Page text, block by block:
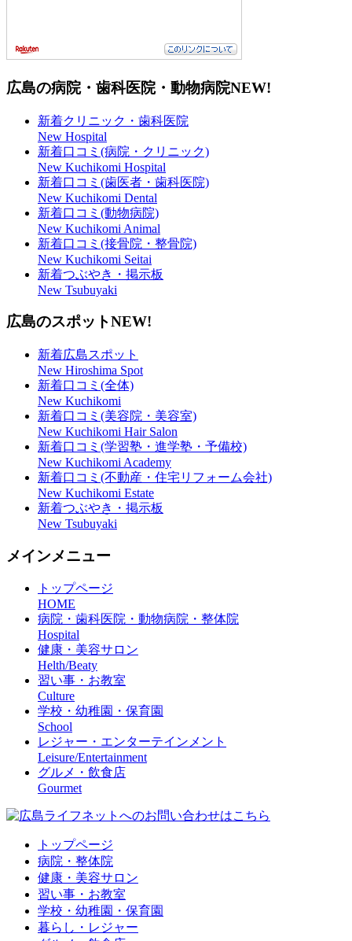
広島の病院・歯科医院・動物病院NEW!
新着クリニック・歯科医院
New Hospital
新着口コミ(病院・クリニック)
New Kuchikomi Hospital
新着口コミ(歯医者・歯科医院)
New Kuchikomi Dental
新着口コミ(動物病院)
New Kuchikomi Animal
新着口コミ(接骨院・整骨院)
New Kuchikomi Seitai
新着つぶやき・掲示板
New Tsubuyaki
広島のスポットNEW!
新着広島スポット
New Hiroshima Spot
新着口コミ(全体)
New Kuchikomi
新着口コミ(美容院・美容室)
New Kuchikomi Hair Salon
新着口コミ(学習塾・進学塾・予備校)
New Kuchikomi Academy
新着口コミ(不動産・住宅リフォーム会社)
New Kuchikomi Estate
新着つぶやき・掲示板
New Tsubuyaki
メインメニュー
トップページ
HOME
病院・歯科医院・動物病院・整体院
Hospital
健康・美容サロン
Helth/Beaty
習い事・お教室
Culture
学校・幼稚園・保育園
School
レジャー・エンターテインメント
Leisure/Entertainment
グルメ・飲食店
Gourmet
トップページ
病院・整体院
健康・美容サロン
習い事・お教室
学校・幼稚園・保育園
暮らし・レジャー